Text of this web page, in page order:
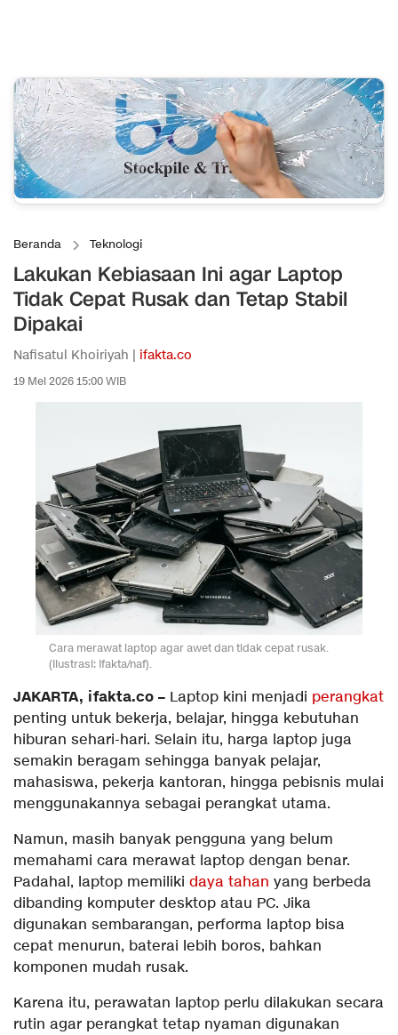
Beranda Teknologi
Lakukan Kebiasaan Ini agar Laptop
Tidak Cepat Rusak dan Tetap Stabil
Dipakai
Nafisatul Khoiriyah | ifakta.co
19 Mei 2026 15:00 WIB
Cara merawat laptop agar awet dan tidak cepat rusak.
(Ilustrasi: Ifakta/naf).
JAKARTA, ifakta.co – Laptop kini menjadi perangkat
penting untuk bekerja, belajar, hingga kebutuhan
hiburan sehari-hari. Selain itu, harga laptop juga
semakin beragam sehingga banyak pelajar,
mahasiswa, pekerja kantoran, hingga pebisnis mulai
menggunakannya sebagai perangkat utama.
Namun, masih banyak pengguna yang belum
memahami cara merawat laptop dengan benar.
Padahal, laptop memiliki daya tahan yang berbeda
dibanding komputer desktop atau PC. Jika
digunakan sembarangan, performa laptop bisa
cepat menurun, baterai lebih boros, bahkan
komponen mudah rusak.
Karena itu, perawatan laptop perlu dilakukan secara
rutin agar perangkat tetap nyaman digunakan